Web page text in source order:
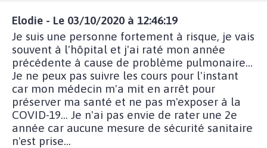
Elodie - Le 03/10/2020 à 12:46:19
Je suis une personne fortement à risque, je vais
souvent à l'hôpital et j'ai raté mon année
précédente à cause de problème pulmonaire...
Je ne peux pas suivre les cours pour l'instant
car mon médecin m'a mit en arrêt pour
préserver ma santé et ne pas m'exposer à la
COVID-19... Je n'ai pas envie de rater une 2e
année car aucune mesure de sécurité sanitaire
n'est prise...